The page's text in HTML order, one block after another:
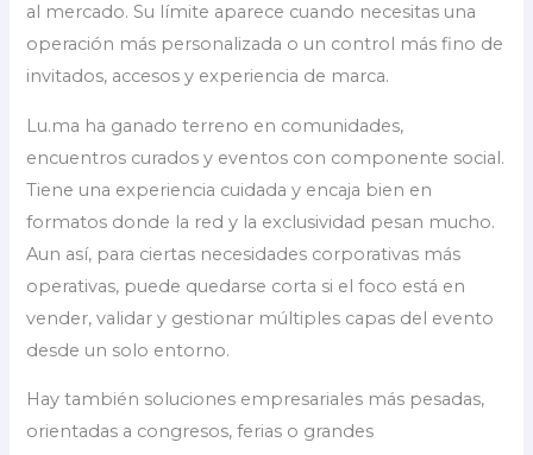
al mercado. Su límite aparece cuando necesitas una
operación más personalizada o un control más fino de
invitados, accesos y experiencia de marca.
Lu.ma ha ganado terreno en comunidades,
encuentros curados y eventos con componente social.
Tiene una experiencia cuidada y encaja bien en
formatos donde la red y la exclusividad pesan mucho.
Aun así, para ciertas necesidades corporativas más
operativas, puede quedarse corta si el foco está en
vender, validar y gestionar múltiples capas del evento
desde un solo entorno.
Hay también soluciones empresariales más pesadas,
orientadas a congresos, ferias o grandes